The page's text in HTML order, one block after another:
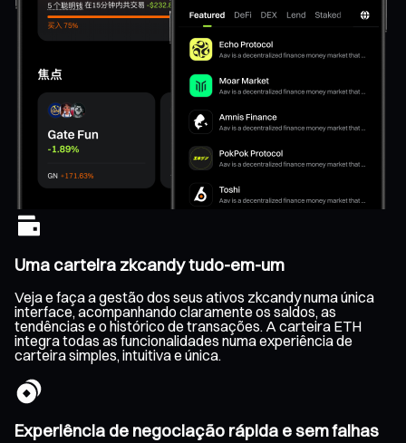
Uma carteira zkcandy tudo-em-um
Veja e faça a gestão dos seus ativos zkcandy numa única
interface, acompanhando claramente os saldos, as
tendências e o histórico de transações. A carteira ETH
integra todas as funcionalidades numa experiência de
carteira simples, intuitiva e única.
Experiência de negociação rápida e sem falhas